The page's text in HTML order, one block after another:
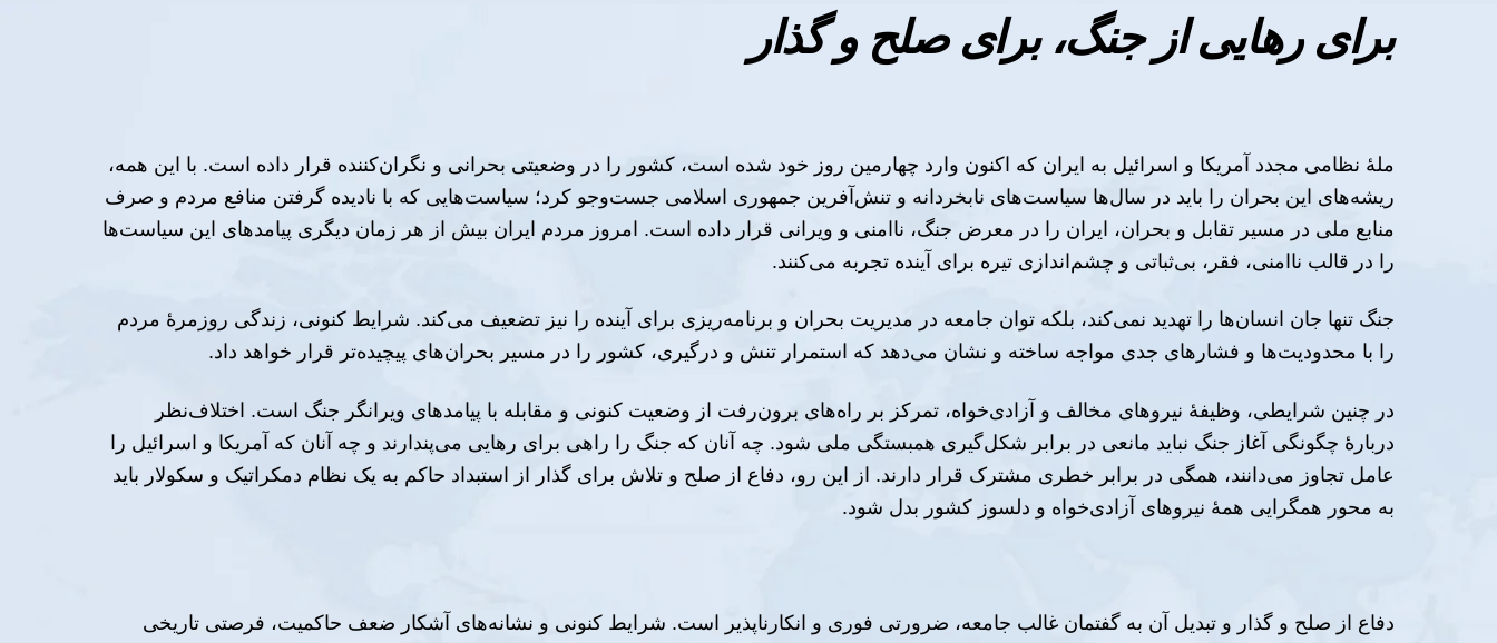
برای رهایی از جنگ، برای صلح و گذار
ملهٔ نظامی مجدد آمریکا و اسرائیل به ایران که اکنون وارد چهارمین روز خود شده است، کشور را در وضعیتی بحرانی و نگران‌کننده قرار داده است. با این همه،
ریشه‌های این بحران را باید در سال‌ها سیاست‌های نابخردانه و تنش‌آفرین جمهوری اسلامی جست‌وجو کرد؛ سیاست‌هایی که با نادیده گرفتن منافع مردم و صرف
منابع ملی در مسیر تقابل و بحران، ایران را در معرض جنگ، ناامنی و ویرانی قرار داده است. امروز مردم ایران بیش از هر زمان دیگری پیامدهای این سیاست‌ها
را در قالب ناامنی، فقر، بی‌ثباتی و چشم‌اندازی تیره برای آینده تجربه می‌کنند.
جنگ تنها جان انسان‌ها را تهدید نمی‌کند، بلکه توان جامعه در مدیریت بحران و برنامه‌ریزی برای آینده را نیز تضعیف می‌کند. شرایط کنونی، زندگی روزمرهٔ مردم
را با محدودیت‌ها و فشارهای جدی مواجه ساخته و نشان می‌دهد که استمرار تنش و درگیری، کشور را در مسیر بحران‌های پیچیده‌تر قرار خواهد داد.
در چنین شرایطی، وظیفهٔ نیروهای مخالف و آزادی‌خواه، تمرکز بر راه‌های برون‌رفت از وضعیت کنونی و مقابله با پیامدهای ویرانگر جنگ است. اختلاف‌نظر
دربارهٔ چگونگی آغاز جنگ نباید مانعی در برابر شکل‌گیری همبستگی ملی شود. چه آنان که جنگ را راهی برای رهایی می‌پندارند و چه آنان که آمریکا و اسرائیل را
عامل تجاوز می‌دانند، همگی در برابر خطری مشترک قرار دارند. از این رو، دفاع از صلح و تلاش برای گذار از استبداد حاکم به یک نظام دمکراتیک و سکولار باید
به محور همگرایی همهٔ نیروهای آزادی‌خواه و دلسوز کشور بدل شود.
دفاع از صلح و گذار و تبدیل آن به گفتمان غالب جامعه، ضرورتی فوری و انکارناپذیر است. شرایط کنونی و نشانه‌های آشکار ضعف حاکمیت، فرصتی تاریخی